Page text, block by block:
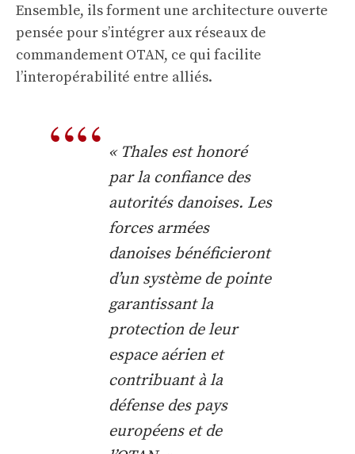
Ensemble, ils forment une architecture ouverte
pensée pour s’intégrer aux réseaux de
commandement OTAN, ce qui facilite
l’interopérabilité entre alliés.
« Thales est honoré
par la confiance des
autorités danoises. Les
forces armées
danoises bénéficieront
d’un système de pointe
garantissant la
protection de leur
espace aérien et
contribuant à la
défense des pays
européens et de